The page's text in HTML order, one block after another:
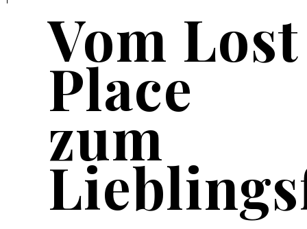
Vom Lost
Place
zum